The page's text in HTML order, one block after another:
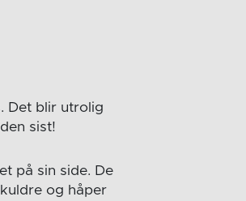
Det blir utrolig
sist!
på sin side. De
og håper